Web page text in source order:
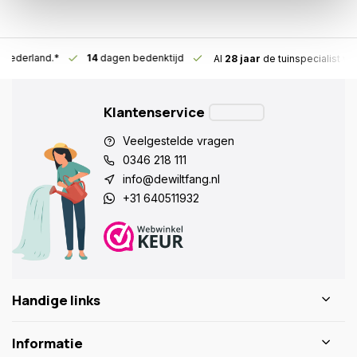
Nederland.* 14dagen bedenktijd Al 28 jaar de tuinspecialist
Klantenservice
Veelgestelde vragen
0346 218 111
info@dewiltfang.nl
+31 640511932
Handige links
Informatie